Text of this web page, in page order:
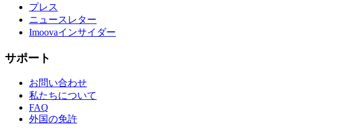
プレス
ニュースレター
Imoovaインサイダー
サポート
お問い合わせ
私たちについて
FAQ
外国の免許